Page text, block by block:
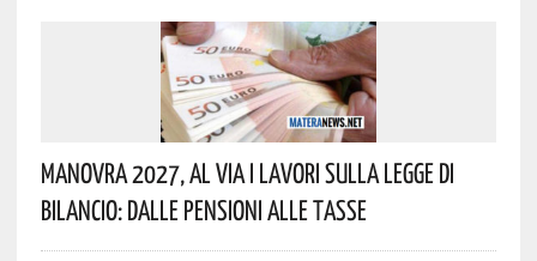
Manovra 2027, Al Via I Lavori Sulla Legge Di
Bilancio: Dalle Pensioni Alle Tasse